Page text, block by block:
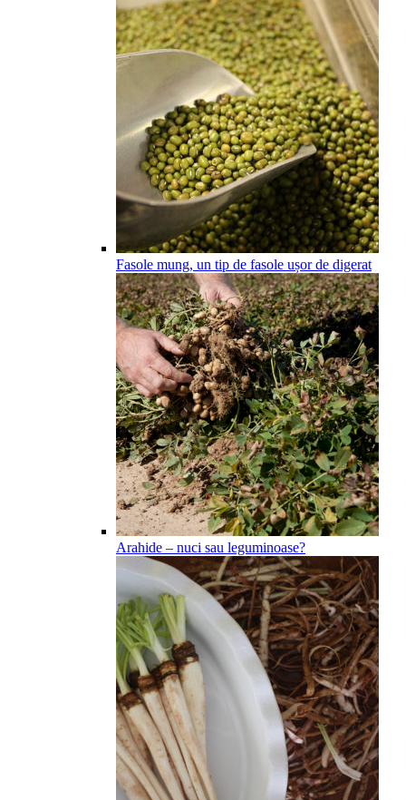
Fasole mung, un tip de fasole ușor de digerat
Arahide – nuci sau leguminoase?